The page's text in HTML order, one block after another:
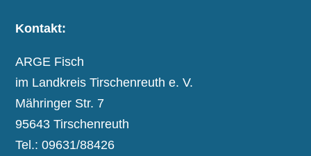
Kontakt:
ARGE Fisch
im Landkreis Tirschenreuth e. V.
Mähringer Str. 7
95643 Tirschenreuth
Tel.: 09631/88426